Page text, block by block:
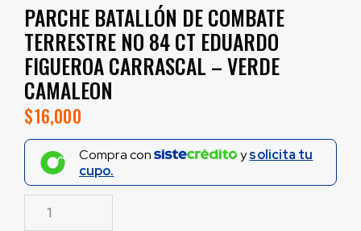
PARCHE BATALLÓN DE COMBATE
TERRESTRE NO 84 CT EDUARDO
FIGUEROA CARRASCAL – VERDE
CAMALEON
$16,000
Compra con ysolicita tu
cupo.